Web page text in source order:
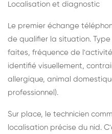
Localisation et diagnostic
Le premier échange
de qualifier la situation.
faites, fréquence de
identifié visuellement,
allergique, animal
professionnel).
Sur place, le technicien
localisation précise du nid.